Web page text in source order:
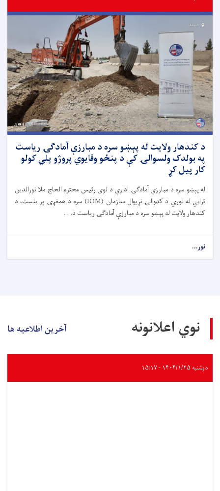
د کندهار ولایت له پېښو سره د مبارزې آمادګۍ ریاست
په بولدک ولسوالۍ کې د پنځو وقایوي پروژو پلي کولو
کار پیل کړ
له پېښو سره د مبارزې آمادګۍ ادارې د لوی رئیس محترم الحاج ملا نورالدین
ترابي له لوري د کډوالۍ نړیوال سازمان (IOM) سره د همغږۍ پر بنسټ، د
کندهار ولایت له پېښو سره د مبارزې آمادګۍ ریاست د. . .
نور...
نوي اعلانونه آخرین اطلاعیه ها
دوشنبه ۱۴۰۴/۱/۲۵ - ۱۵:۱۷